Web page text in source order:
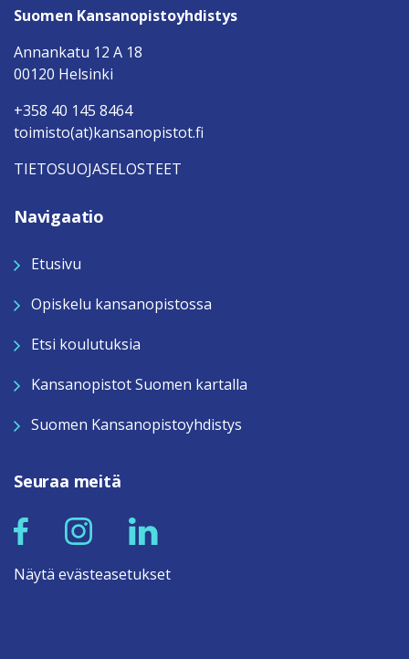
Suomen Kansanopistoyhdistys
Annankatu 12 A 18
00120 Helsinki
+358 40 145 8464
toimisto(at)kansanopistot.fi
TIETOSUOJASELOSTEET
Navigaatio
Etusivu
Opiskelu kansanopistossa
Etsi koulutuksia
Kansanopistot Suomen kartalla
Suomen Kansanopistoyhdistys
Seuraa meitä
Näytä evästeasetukset